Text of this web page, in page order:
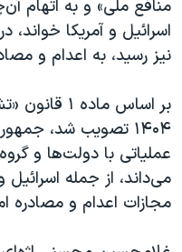
منافع ملی» و به اتهام
اسرائیل و آمریکا
نیز رسید، به اعدام و
بر اساس
۱۴۰۴ تصویب شد،
عملیاتی با دولت‌ها و
می‌داند، از جمله
مجازات اعدام و مصادره